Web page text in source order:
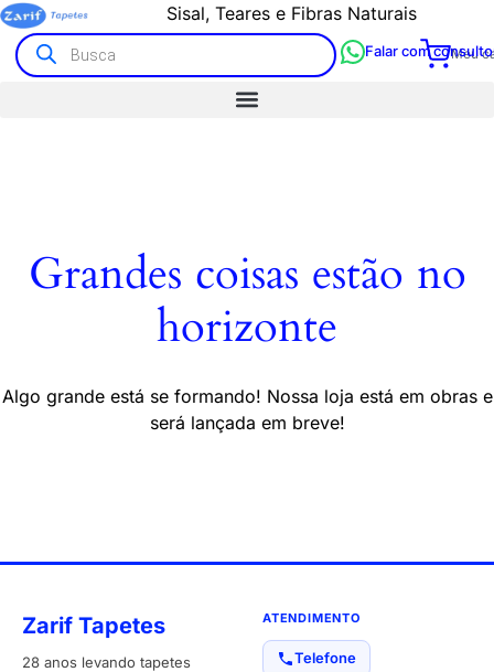
Sisal, Teares e Fibras Naturais
Meu
Falar com
Grandes coisas estão no
horizonte
Algo grande está se formando! Nossa loja está em obras e
será lançada em breve!
Zarif Tapetes
28 anos levando tapetes
ATENDIMENTO
Telefone